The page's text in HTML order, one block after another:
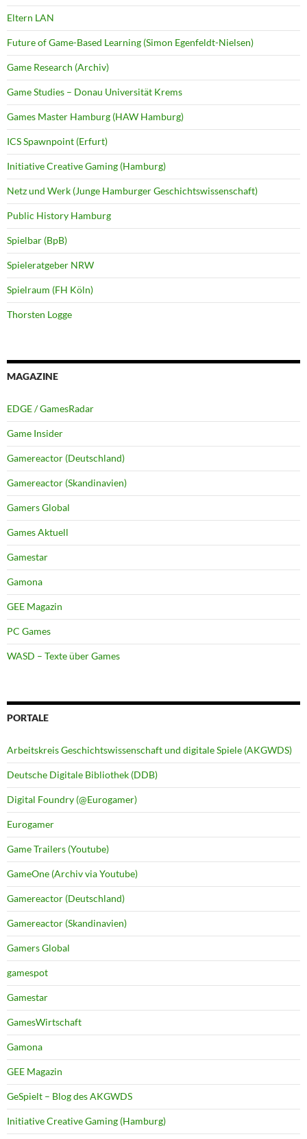
Eltern LAN
Future of Game-Based Learning (Simon Egenfeldt-Nielsen)
Game Research (Archiv)
Game Studies – Donau Universität Krems
Games Master Hamburg (HAW Hamburg)
ICS Spawnpoint (Erfurt)
Initiative Creative Gaming (Hamburg)
Netz und Werk (Junge Hamburger Geschichtswissenschaft)
Public History Hamburg
Spielbar (BpB)
Spieleratgeber NRW
Spielraum (FH Köln)
Thorsten Logge
MAGAZINE
EDGE / GamesRadar
Game Insider
Gamereactor (Deutschland)
Gamereactor (Skandinavien)
Gamers Global
Games Aktuell
Gamestar
Gamona
GEE Magazin
PC Games
WASD – Texte über Games
PORTALE
Arbeitskreis Geschichtswissenschaft und digitale Spiele (AKGWDS)
Deutsche Digitale Bibliothek (DDB)
Digital Foundry (@Eurogamer)
Eurogamer
Game Trailers (Youtube)
GameOne (Archiv via Youtube)
Gamereactor (Deutschland)
Gamereactor (Skandinavien)
Gamers Global
gamespot
Gamestar
GamesWirtschaft
Gamona
GEE Magazin
GeSpielt – Blog des AKGWDS
Initiative Creative Gaming (Hamburg)